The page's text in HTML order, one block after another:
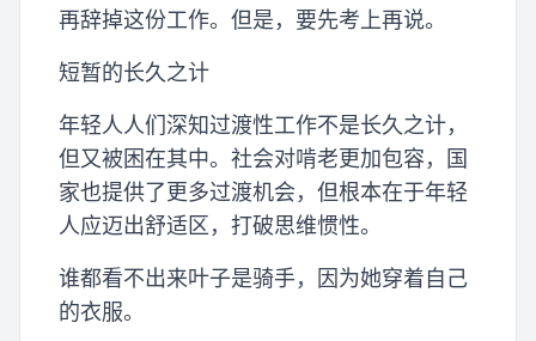
再辞掉这份工作。但是，要先考上再说。
短暂的长久之计
年轻人人们深知过渡性工作不是长久之计，
但又被困在其中。社会对啃老更加包容，国
家也提供了更多过渡机会，但根本在于年轻
人应迈出舒适区，打破思维惯性。
谁都看不出来叶子是骑手，因为她穿着自己
的衣服。